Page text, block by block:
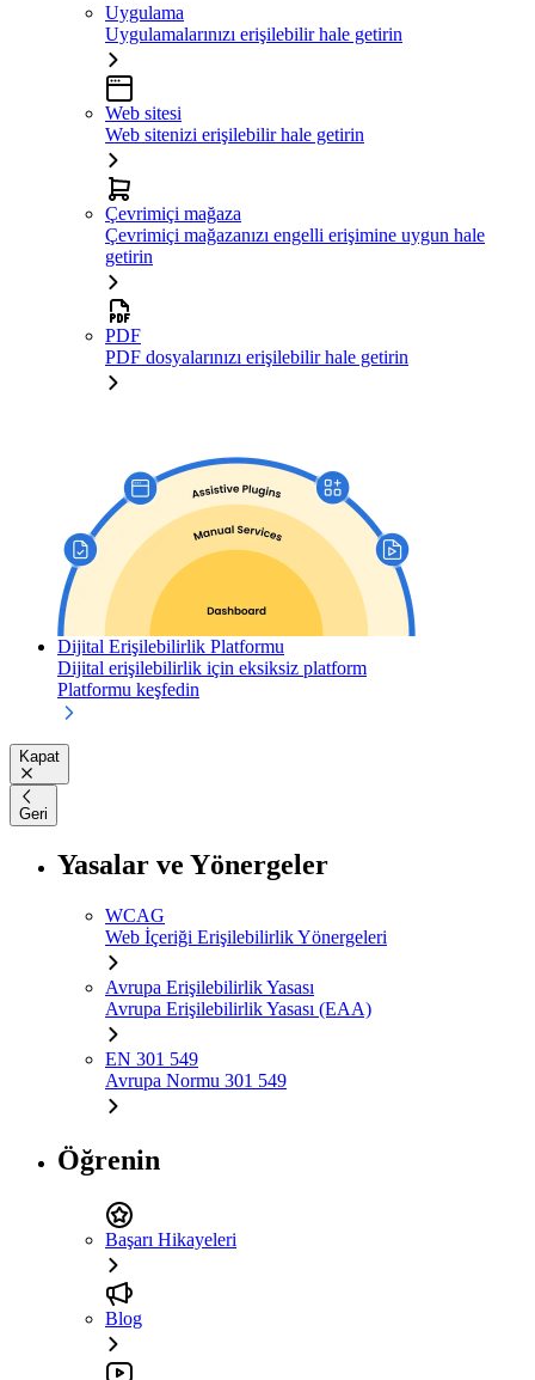
Uygulama
Uygulamalarınızı erişilebilir hale getirin
Web sitesi
Web sitenizi erişilebilir hale getirin
Çevrimiçi mağaza
Çevrimiçi mağazanızı engelli erişimine uygun hale
getirin
PDF
PDF dosyalarınızı erişilebilir hale getirin
Dijital Erişilebilirlik Platformu
Dijital erişilebilirlik için eksiksiz platform
Platformu keşfedin
Kapat
Geri
Yasalar ve Yönergeler
WCAG
Web İçeriği Erişilebilirlik Yönergeleri
Avrupa Erişilebilirlik Yasası
Avrupa Erişilebilirlik Yasası (EAA)
EN 301 549
Avrupa Normu 301 549
Öğrenin
Başarı Hikayeleri
Blog